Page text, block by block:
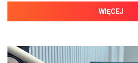
WIĘCEJ